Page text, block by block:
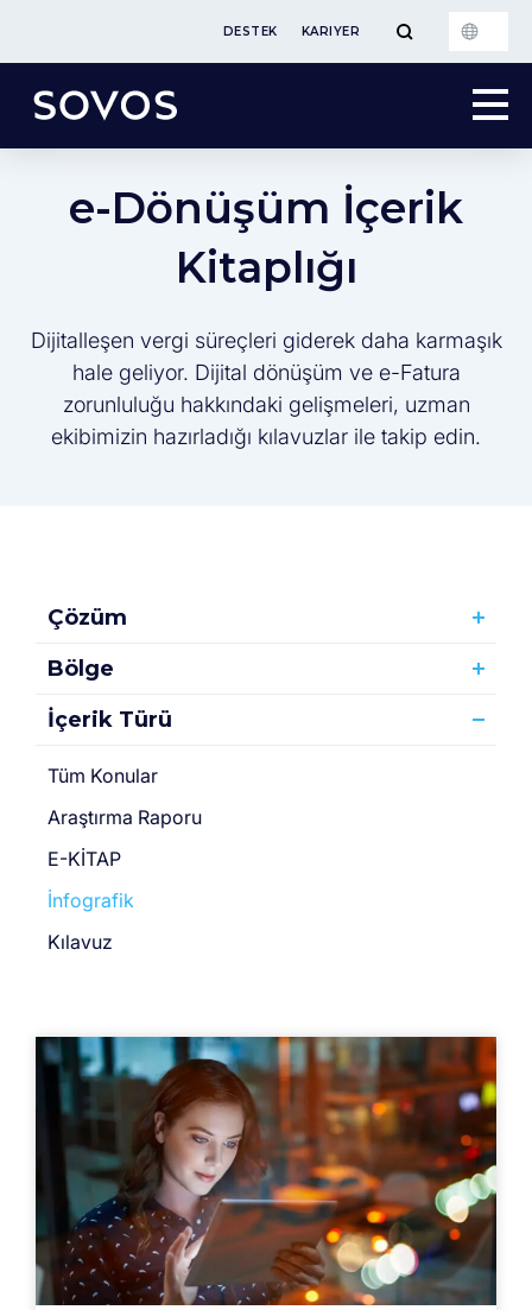
DESTEK KARIYER
e-Dönüşüm İçerik
Kitaplığı
Dijitalleşen vergi süreçleri giderek daha karmaşık
hale geliyor. Dijital dönüşüm ve e-Fatura
zorunluluğu hakkındaki gelişmeleri, uzman
ekibimizin hazırladığı kılavuzlar ile takip edin.
Çözüm
Bölge
İçerik Türü
Tüm Konular
Araştırma Raporu
E-KİTAP
İnfografik
Kılavuz